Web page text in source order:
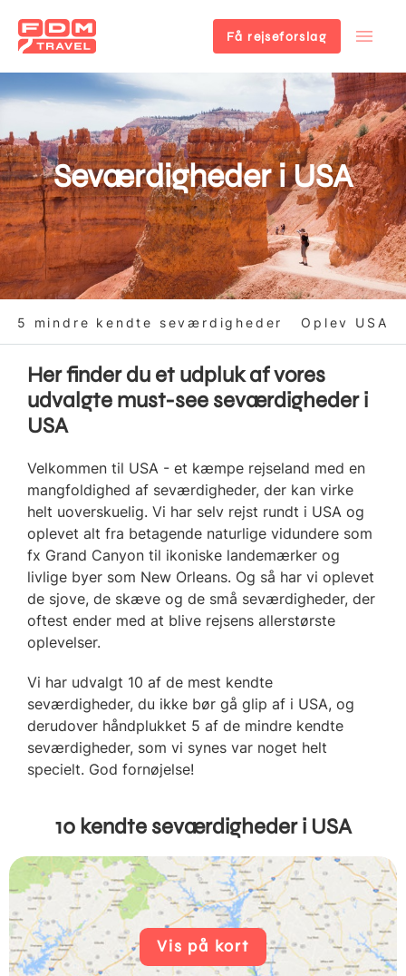
til
Få rejseforslag
Seværdigheder i USA
5 mindre kendte seværdigheder Oplev USA
Her finder du et udpluk af vores
udvalgte must-see seværdigheder i
USA
Velkommen til USA - et kæmpe rejseland med en
mangfoldighed af seværdigheder, der kan virke
helt uoverskuelig. Vi har selv rejst rundt i USA og
oplevet alt fra betagende naturlige vidundere som
fx Grand Canyon til ikoniske landemærker og
livlige byer som New Orleans. Og så har vi oplevet
de sjove, de skæve og de små seværdigheder, der
oftest ender med at blive rejsens allerstørste
oplevelser.
Vi har udvalgt 10 af de mest kendte
seværdigheder, du ikke bør gå glip af i USA, og
derudover håndplukket 5 af de mindre kendte
seværdigheder, som vi synes var noget helt
specielt. God fornøjelse!
10 kendte seværdigheder i USA
Vis på kort